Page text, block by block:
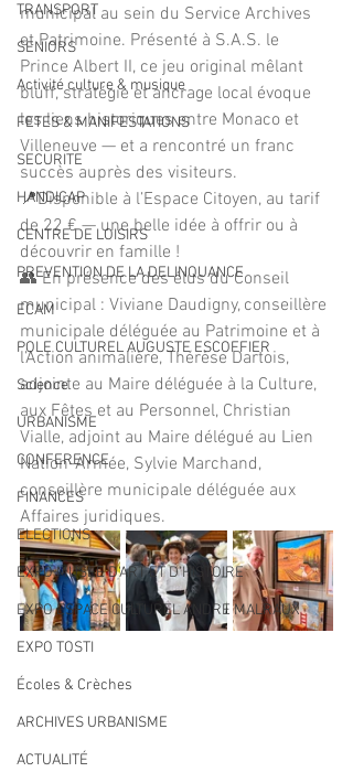
TRANSPORT
SENIORS
Activité culture & musique
FETES & MANIFESTATIONS
SECURITE
HANDICAP
CENTRE DE LOISIRS
PREVENTION DE LA DELINQUANCE
ECAM
POLE CULTUREL AUGUSTE ESCOFFIER
Science
URBANISME
CONFERENCE
FINANCES
ELECTIONS
EXPO MUSEE D'ART ET D'HISTOIRE
EXPO ESPACE CULTUREL ANDRE MALRAUX
EXPO TOSTI
Écoles & Crèches
ARCHIVES URBANISME
ACTUALITÉ
municipal au sein du Service Archives
et Patrimoine. Présenté à S.A.S. le
Prince Albert II, ce jeu original mêlant
bluff, stratégie et ancrage local évoque
les liens historiques entre Monaco et
Villeneuve — et a rencontré un franc
succès auprès des visiteurs.
📍Disponible à l’Espace Citoyen, au tarif
de 22 € — une belle idée à offrir ou à
découvrir en famille !
👥 En présence des élus du Conseil
municipal : Viviane Daudigny, conseillère
municipale déléguée au Patrimoine et à
l’Action animalière, Thérèse Dartois,
adjointe au Maire déléguée à la Culture,
aux Fêtes et au Personnel, Christian
Vialle, adjoint au Maire délégué au Lien
Nation-Armée, Sylvie Marchand,
conseillère municipale déléguée aux
Affaires juridiques.